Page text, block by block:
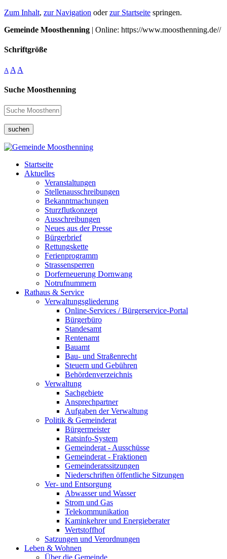
Zum Inhalt, zur Navigation oderzur Startseite springen.
Gemeinde Moosthenning | Online: https://www.moosthenning.de//
Schriftgröße
A A A
Suche Moosthenning
suchen
Startseite
Aktuelles
Veranstaltungen
Stellenausschreibungen
Bekanntmachungen
Sturzflutkonzept
Ausschreibungen
Neues aus der Presse
Bürgerbrief
Rettungskette
Ferienprogramm
Strassensperren
Dorferneuerung Dornwang
Notrufnummern
Rathaus & Service
Verwaltungsgliederung
Online-Services / Bürgerservice-Portal
Bürgerbüro
Standesamt
Rentenamt
Bauamt
Bau- und Straßenrecht
Steuern und Gebühren
Behördenverzeichnis
Verwaltung
Sachgebiete
Ansprechpartner
Aufgaben der Verwaltung
Politik & Gemeinderat
Bürgermeister
Ratsinfo-System
Gemeinderat - Ausschüsse
Gemeinderat - Fraktionen
Gemeinderatssitzungen
Niederschriften öffentliche Sitzungen
Ver- und Entsorgung
Abwasser und Wasser
Strom und Gas
Telekommunikation
Kaminkehrer und Energieberater
Wertstoffhof
Satzungen und Verordnungen
Leben & Wohnen
Über die Gemeinde